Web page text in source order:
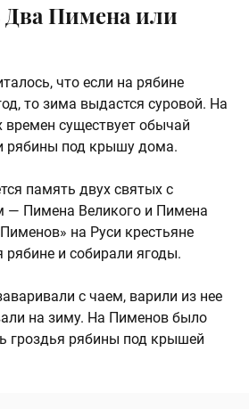
Два Пимена или
что если на рябине
то зима выдастся суровой. На
времен существует обычай
рябины под крышу дома.
память двух святых с
Пимена Великого и Пимена
на Руси крестьяне
рябине и собирали ягоды.
с чаем, варили из нее
на зиму. На Пименов было
гроздья рябины под крышей